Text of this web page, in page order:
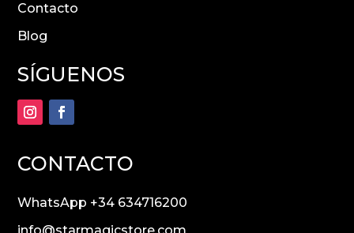
Contacto
Blog
SÍGUENOS
CONTACTO
WhatsApp +34 634716200